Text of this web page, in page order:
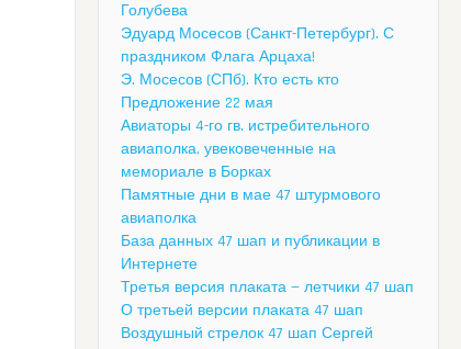
Голубева
Эдуард Мосесов (Санкт-Петербург). С
праздником Флага Арцаха!
Э. Мосесов (СПб). Кто есть кто
Предложение 22 мая
Авиаторы 4-го гв. истребительного
авиаполка, увековеченные на
мемориале в Борках
Памятные дни в мае 47 штурмового
авиаполка
База данных 47 шап и публикации в
Интернете
Третья версия плаката — летчики 47 шап
О третьей версии плаката 47 шап
Воздушный стрелок 47 шап Сергей